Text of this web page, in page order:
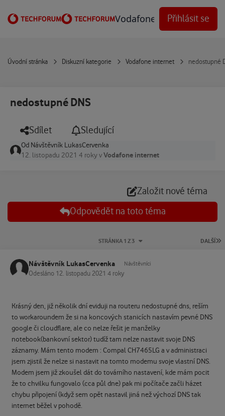
Vodafone Techforum
Přihlásit se
Úvodní stránka Diskuzní kategorie Vodafone internet nedostupné
nedostupné DNS
Sdílet Sledující
Od Návštěvník LukasCervenka
12. listopadu 2021 4 rokyvVodafone internet
Založit nové téma
Odpovědět na toto téma
DALŠÍ
STRÁNKA 1 Z 3
Návštěvník LukasCervenka Návštěvníci
Odesláno 12. listopadu 2021 4 roky
Krásný den, již několik dní eviduji na routeru nedostupné dns, reším
to workaroundem že si na koncových stanicích nastavím pevné DNS
google či cloudflare, ale co nelze řešit je manželky
notebook(bankovní sektor) tudíž tam nelze nastavit svoje DNS
záznamy. Mám tento modem : Compal CH7465LG a v administraci
jsem zjistil že nelze si nastavit na tomto modemu svoje vlastní DNS.
Modem jsem již zkoušel dát do továrního nastavení, kde mám pocit
že to chvilku fungovalo (cca půl dne) pak mi počítače začli házet
chybu připojení (když sem opět nastavil jiná než výchozí DNS tak
internet běžel v pohodě.